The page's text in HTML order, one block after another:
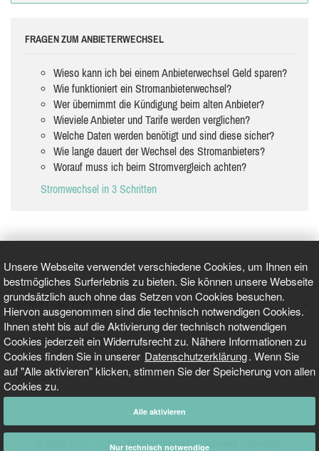
Unsere Webseite verwendet verschiedene Cookies, um Ihnen ein
bestmögliches Surferlebnis zu bieten. Sie können unsere Webseite
grundsätzlich auch ohne das Setzen von Cookies besuchen.
Hiervon ausgenommen sind die technisch notwendigen Cookies.
Ihnen steht bis auf die Aktivierung der technisch notwendigen
Cookies jederzeit ein Widerrufsrecht zu. Nähere Informationen zu
Cookies finden Sie in unserer Datenschutzerklärung. Wenn Sie
auf "Alle aktivieren" klicken, stimmen Sie der Speicherung von allen
Cookies zu.
Alle aktivieren
Nur technisch notwendige
FRAGEN ZUM ANBIETERWECHSEL
Wieso kann ich bei einem Anbieterwechsel Geld sparen?
Wie funktioniert ein Stromanbieterwechsel?
Wer übernimmt die Kündigung beim alten Anbieter?
Wieviele Anbieter und Tarife werden verglichen?
Welche Daten werden benötigt und sind diese sicher?
Wie lange dauert der Wechsel des Stromanbieters?
Worauf muss ich beim Stromvergleich achten?
Stromwechsel in 3 Schritten
GEPRÜFT UND ZERTIFIZIERT
AKTUELLE NACHRICHTEN
TARIFO.DE
Alle Inhalte unterliegen unserem Copyright.